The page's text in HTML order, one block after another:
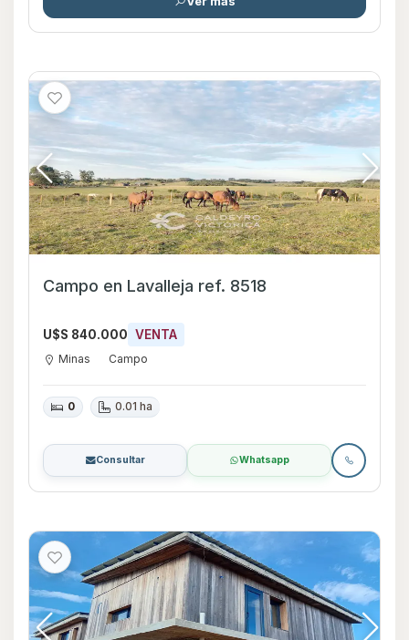
Campo en Lavalleja ref. 8518
U$S 840.000 VENTA
Minas Campo
0 0.01 ha
Consultar Whatsapp